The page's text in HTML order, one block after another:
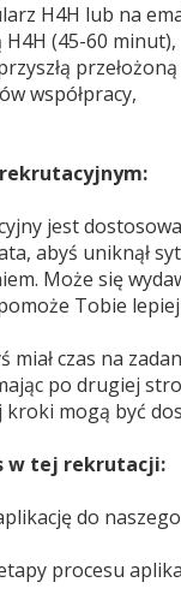
H4H lub na
H4H (45-60 minut),
współpracy,
jest
abyś uniknął
Może się
Tobie
miał czas na
po drugiej
mogą być
w tej rekrutacji:
do
procesu